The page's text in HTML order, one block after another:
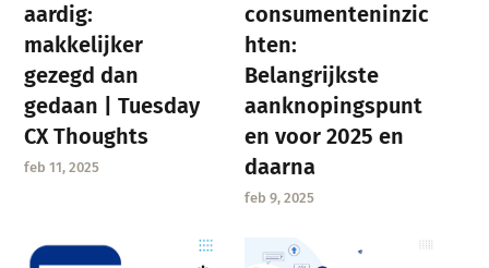
aardig:
makkelijker
gezegd dan
gedaan | Tuesday
CX Thoughts
feb 11, 2025
consumenteninzic
hten:
Belangrijkste
aanknopingspunt
en voor 2025 en
daarna
feb 9, 2025